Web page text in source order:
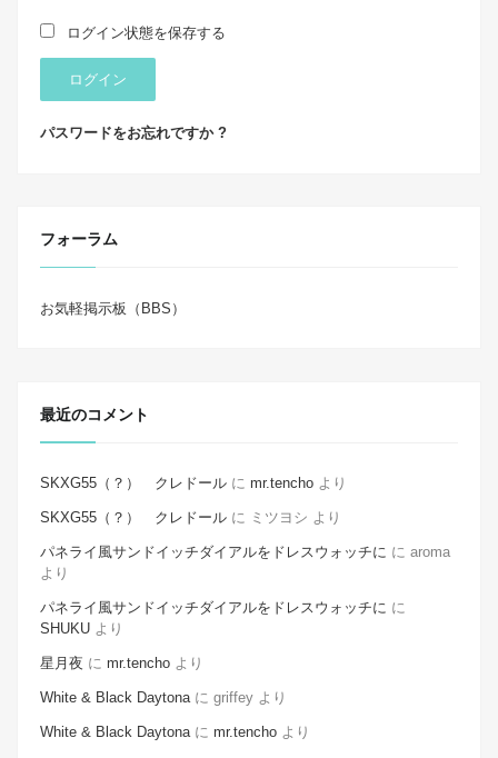
ログイン状態を保存する
ログイン
パスワードをお忘れですか ?
フォーラム
お気軽掲示板（BBS）
最近のコメント
SKXG55（？） クレドール に mr.tencho より
SKXG55（？） クレドール に ミツヨシ より
パネライ風サンドイッチダイアルをドレスウォッチに に aroma
より
パネライ風サンドイッチダイアルをドレスウォッチに に
SHUKU より
星月夜 に mr.tencho より
White & Black Daytonaに griffey より
White & Black Daytonaに mr.tencho より